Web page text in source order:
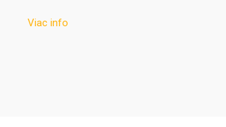
Viac info